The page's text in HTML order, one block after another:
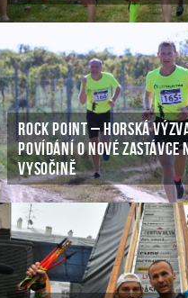
ROCK POINT – HORSKÁ
POVÍDÁNÍ O NOVÉ ZASTÁVCE
VYSOČINĚ